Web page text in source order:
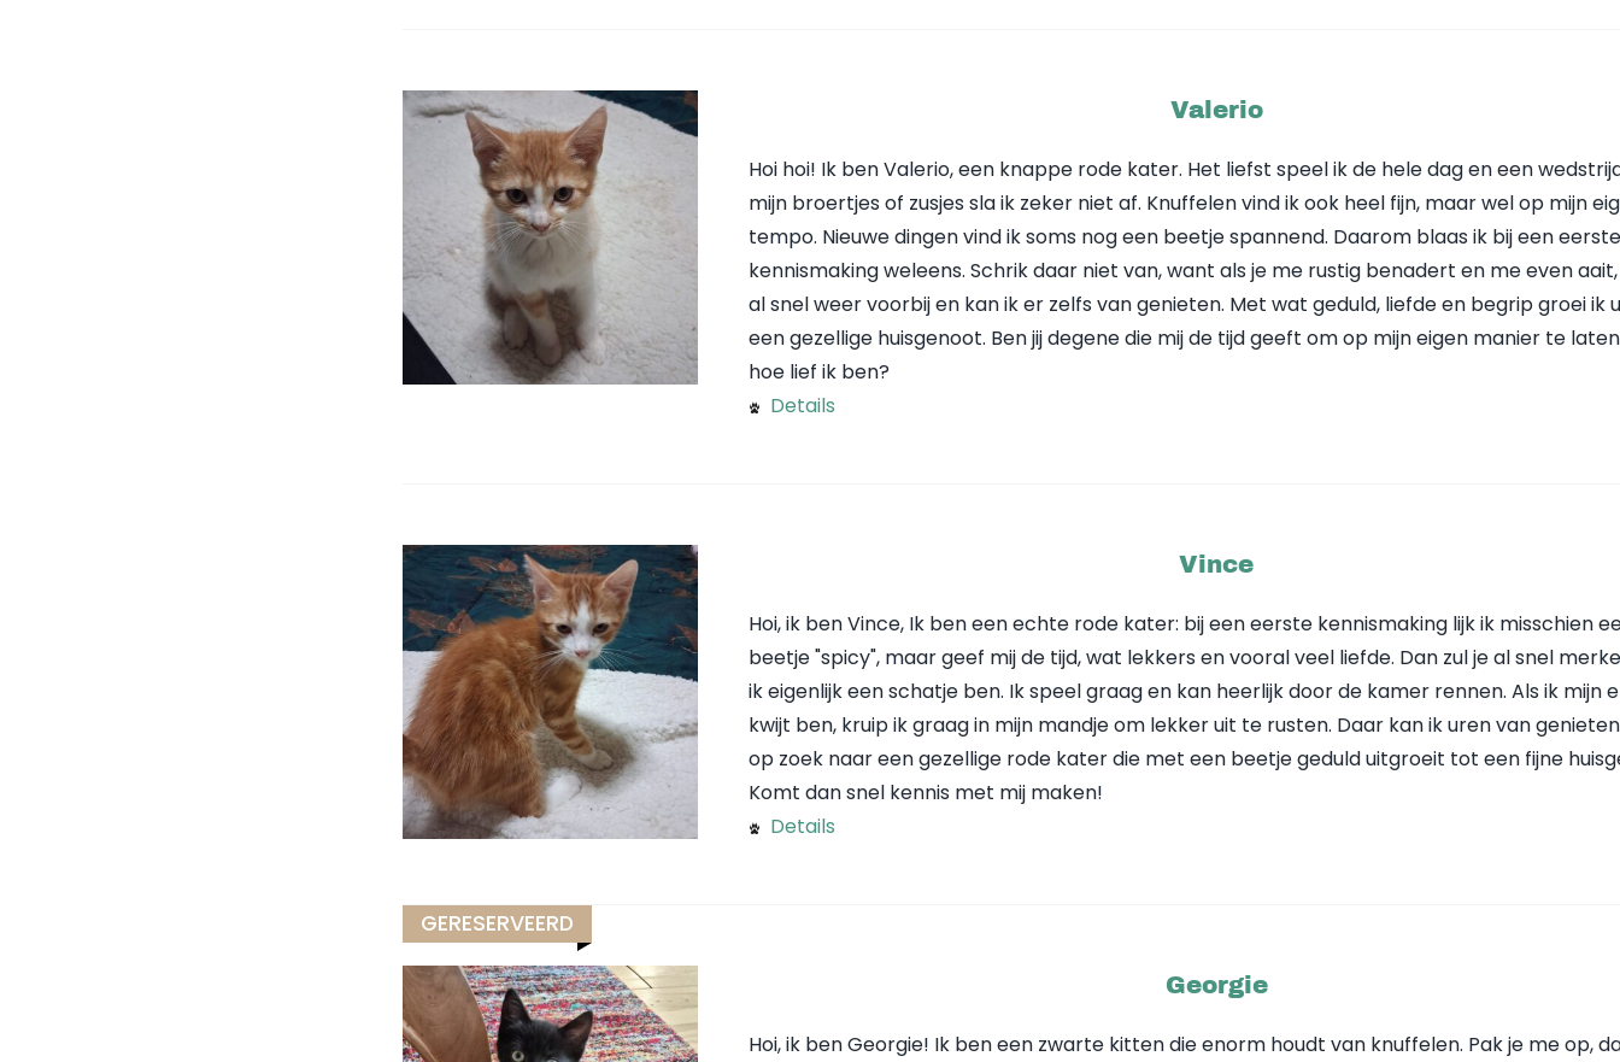
Valerio
Hoi hoi! Ik ben Valerio, een knappe rode kater. Het liefst speel ik de hele dag en een
mijn broertjes of zusjes sla ik zeker niet af. Knuffelen vind ik ook heel fijn, maar wel op mijn
tempo. Nieuwe dingen vind ik soms nog een beetje spannend. Daarom blaas ik bij een
kennismaking weleens. Schrik daar niet van, want als je me rustig benadert en me even
al snel weer voorbij en kan ik er zelfs van genieten. Met wat geduld, liefde en begrip groei ik
een gezellige huisgenoot. Ben jij degene die mij de tijd geeft om op mijn eigen manier te
hoe lief ik ben?
Details
Vince
Hoi, ik ben Vince, Ik ben een echte rode kater: bij een eerste kennismaking lijk ik misschien
beetje "spicy", maar geef mij de tijd, wat lekkers en vooral veel liefde. Dan zul je al snel
ik eigenlijk een schatje ben. Ik speel graag en kan heerlijk door de kamer rennen. Als ik mijn
kwijt ben, kruip ik graag in mijn mandje om lekker uit te rusten. Daar kan ik uren van
op zoek naar een gezellige rode kater die met een beetje geduld uitgroeit tot een fijne
Komt dan snel kennis met mij maken!
Details
GERESERVEERD
Georgie
Hoi, ik ben Georgie! Ik ben een zwarte kitten die enorm houdt van knuffelen. Pak je me op,